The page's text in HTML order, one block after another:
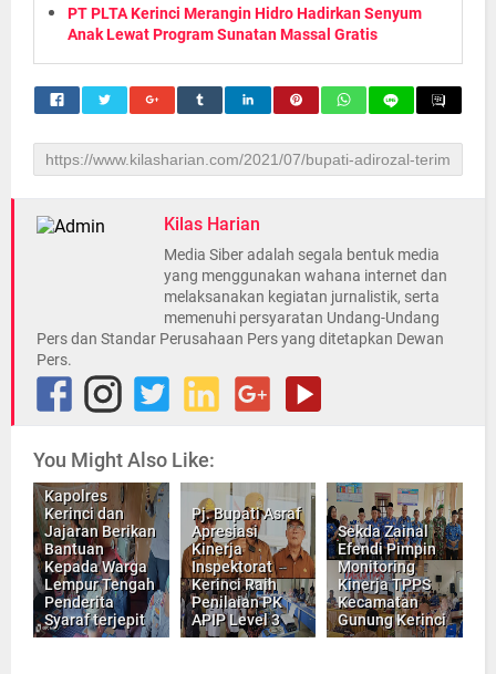
PT PLTA Kerinci Merangin Hidro Hadirkan Senyum
Anak Lewat Program Sunatan Massal Gratis
Kilas Harian
Media Siber adalah segala bentuk media
yang menggunakan wahana internet dan
melaksanakan kegiatan jurnalistik, serta
memenuhi persyaratan Undang-Undang
Pers dan Standar Perusahaan Pers yang ditetapkan Dewan
Pers.
You Might Also Like:
Kapolres
Kerinci dan
Jajaran Berikan
Bantuan
Kepada Warga
Lempur Tengah
Penderita
Syaraf terjepit
Pj. Bupati Asraf
Apresiasi
Kinerja
Inspektorat
Kerinci Raih
Penilaian PK
APIP Level 3
Sekda Zainal
Efendi Pimpin
Monitoring
Kinerja TPPS
Kecamatan
Gunung Kerinci